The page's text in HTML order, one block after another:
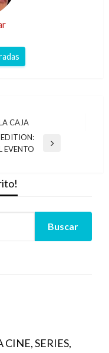
CAJA
EVENTO
CINE, SERIES,